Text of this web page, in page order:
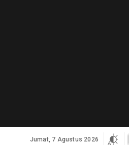
Jumat, 7 Agustus 2026